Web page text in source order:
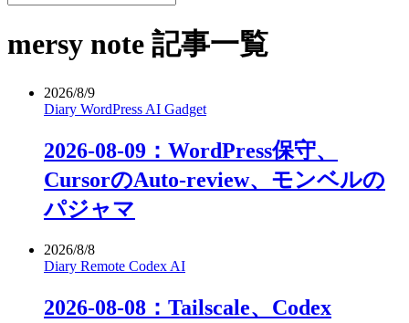
mersy note 記事一覧
2026/8/9
Diary WordPress AI Gadget
2026-08-09：WordPress保守、
CursorのAuto-review、モンベルの
パジャマ
2026/8/8
Diary Remote Codex AI
2026-08-08：Tailscale、Codex